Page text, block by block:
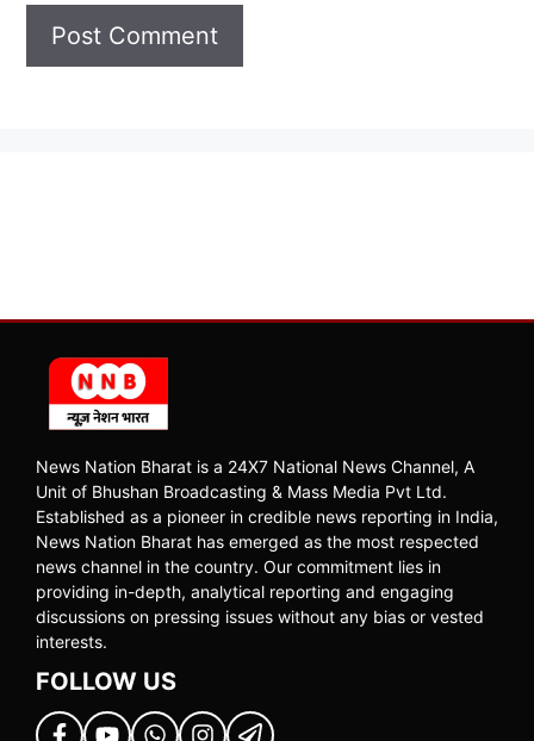
News Nation Bharat is a 24X7 National News Channel, A
Unit of Bhushan Broadcasting & Mass Media Pvt Ltd.
Established as a pioneer in credible news reporting in India,
News Nation Bharat has emerged as the most respected
news channel in the country. Our commitment lies in
providing in-depth, analytical reporting and engaging
discussions on pressing issues without any bias or vested
interests.
FOLLOW US